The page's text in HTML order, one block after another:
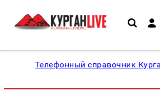
Телефонный справочник